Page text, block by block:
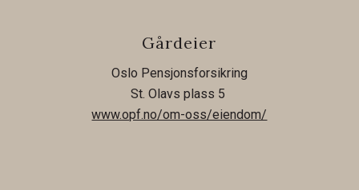
Gårdeier
Oslo Pensjonsforsikring
St. Olavs plass 5
www.opf.no/om-oss/eiendom/